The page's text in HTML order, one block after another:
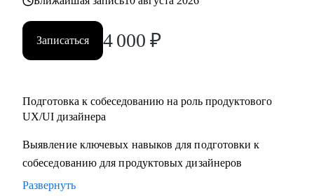
Записаться 4 000 ₽
Подготовка к собеседованию на роль продуктового
UX/UI дизайнера
Выявление ключевых навыков для подготовки к
собеседованию для продуктовых дизайнеров
Развернуть